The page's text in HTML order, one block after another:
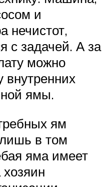
и
нечистот,
с задачей. А за
можно
внутренних
ямы.
ям
в том
яма имеет